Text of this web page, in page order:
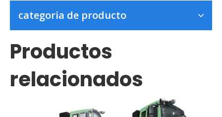
categoria de producto
Productos
relacionados